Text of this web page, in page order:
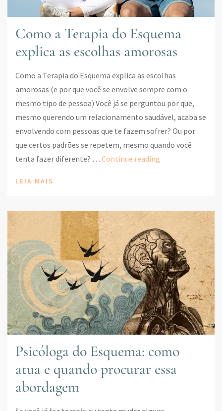
Como a Terapia do Esquema
explica as escolhas amorosas
Como a Terapia do Esquema explica as escolhas
amorosas (e por que você se envolve sempre com o
mesmo tipo de pessoa) Você já se perguntou por que,
mesmo querendo um relacionamento saudável, acaba se
envolvendo com pessoas que te fazem sofrer? Ou por
que certos padrões se repetem, mesmo quando você
tenta fazer diferente? … Continue reading
Esquema
explica
as
escolhas
amorosas
LEIA MAIS
Psicóloga do Esquema: como
atua e quando procurar essa
abordagem